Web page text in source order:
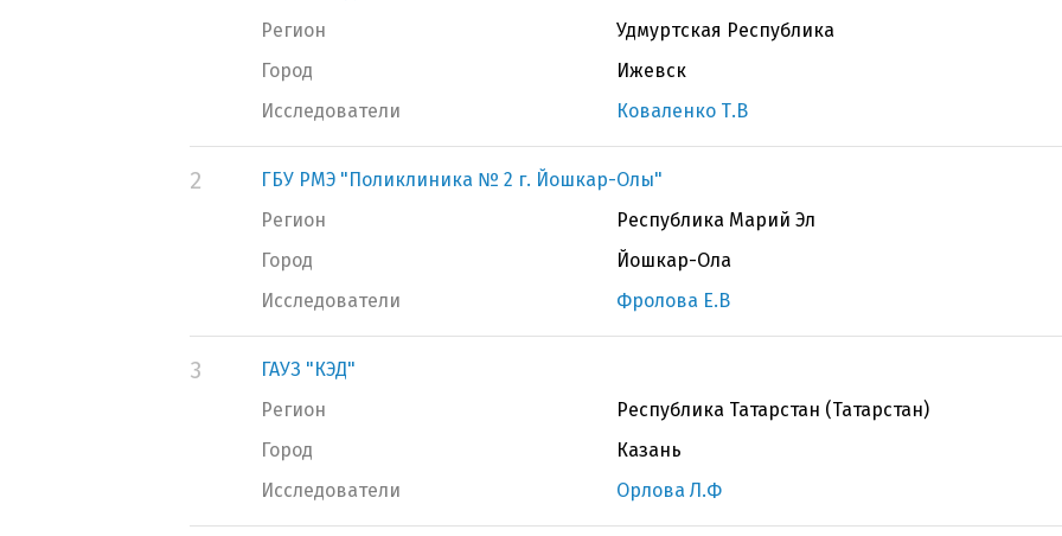
Регион
Удмуртская Республика
Город
Ижевск
Исследователи
Коваленко Т.В
2
ГБУ РМЭ "Поликлиника № 2 г. Йошкар-Олы"
Регион
Республика Марий Эл
Город
Йошкар-Ола
Исследователи
Фролова Е.В
3
ГАУЗ "КЭД"
Регион
Республика Татарстан (Татарстан)
Город
Казань
Исследователи
Орлова Л.Ф